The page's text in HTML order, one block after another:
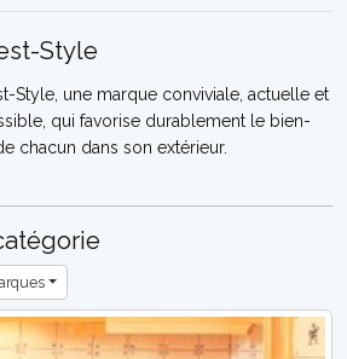
Style
Style, une marque conviviale, actuelle et
qui favorise durablement le bien-
chacun dans son extérieur.